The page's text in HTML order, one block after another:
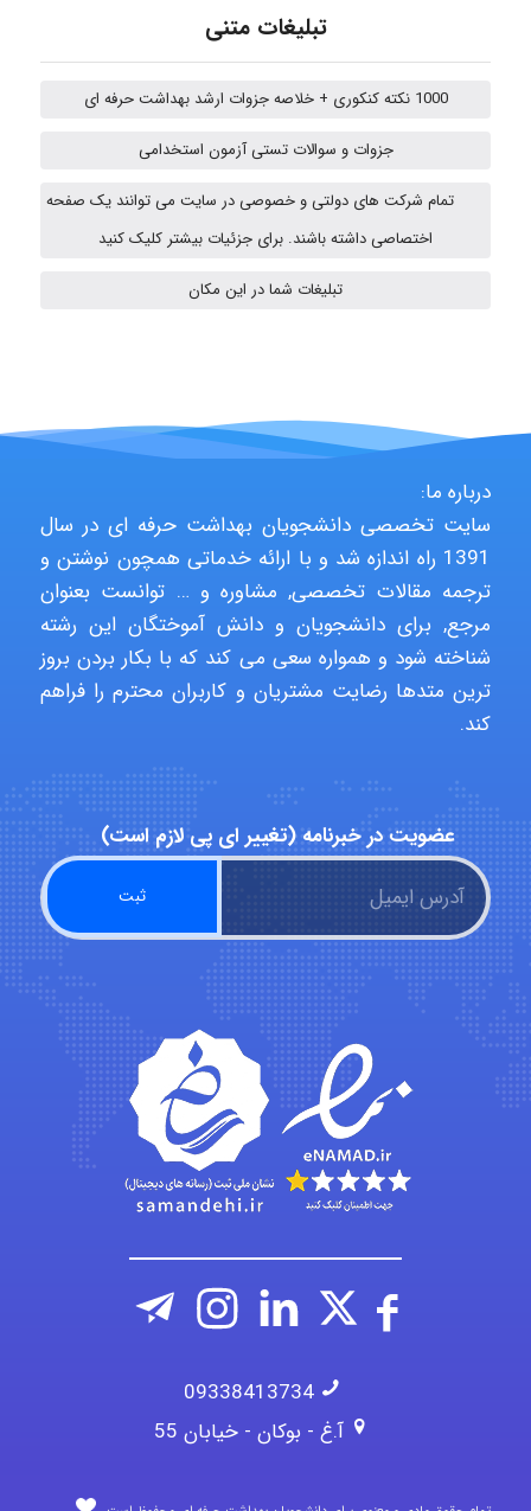
ABOALFZAL ZAREI
arman.m
Hasan haghparast
shbnm72
Sara
ZAK
vali
fahimeh sheibani
تبلیغات متنی
1000 نکته کنکوری + خلاصه جزوات ارشد بهداشت حرفه ای
جزوات و سوالات تستی آزمون استخدامی
تمام شرکت های دولتی و خصوصی در سایت می توانند یک صفحه
اختصاصی داشته باشند. برای جزئیات بیشتر کلیک کنید
تبلیغات شما در این مکان
درباره ما:
سایت تخصصی دانشجویان بهداشت حرفه ای در سال
1391 راه اندازه شد و با ارائه خدماتی همچون نوشتن و
ترجمه مقالات تخصصی, مشاوره و … توانست بعنوان
مرجع, برای دانشجویان و دانش آموختگان این رشته
شناخته شود و همواره سعی می کند که با بکار بردن بروز
ترین متدها رضایت مشتریان و کاربران محترم را فراهم
کند.
عضویت در خبرنامه (تغییر ای پی لازم است)
09338413734
آ.غ - بوکان - خیابان 55